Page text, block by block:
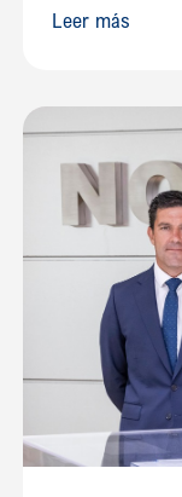
novedad, esta
como
España y con
la categoría B
primera vez a
Leer más